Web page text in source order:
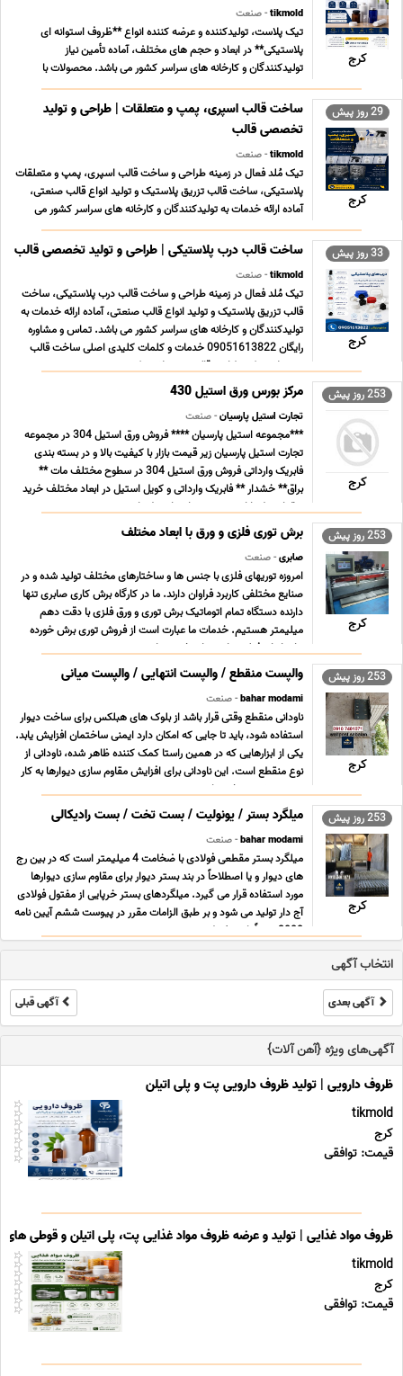
کرج
tikmold- صنعت
تیک پلاست، تولیدکننده و عرضه کننده انواع **ظروف استوانه ای
پلاستیکی** در ابعاد و حجم های مختلف، آماده تأمین نیاز
تولیدکنندگان و کارخانه های سراسر کشور می باشد. محصولات با
استفاده از مواد اولیه باکیفیت تولید شده و برای صنایع آرایشی و
بهداشتی، دارویی، غذایی، شیمیایی و بسته بندی منا ... ...
29 روز پیش
کرج
ساخت قالب اسپری، پمپ و متعلقات | طراحی و تولید
تخصصی قالب
tikmold- صنعت
تیک مُلد فعال در زمینه طراحی و ساخت قالب اسپری، پمپ و متعلقات
پلاستیکی، ساخت قالب تزریق پلاستیک و تولید انواع قالب صنعتی،
آماده ارائه خدمات به تولیدکنندگان و کارخانه های سراسر کشور می
باشد. تماس و مشاوره رایگان 09051613822 خدمات و کلمات کلیدی
اصلی ساخت قالب اسپری طراحی قالب اسپر ... ...
33 روز پیش
کرج
ساخت قالب درب پلاستیکی | طراحی و تولید تخصصی قالب
tikmold- صنعت
تیک مُلد فعال در زمینه طراحی و ساخت قالب درب پلاستیکی، ساخت
قالب تزریق پلاستیک و تولید انواع قالب صنعتی، آماده ارائه خدمات به
تولیدکنندگان و کارخانه های سراسر کشور می باشد. تماس و مشاوره
رایگان 09051613822 خدمات و کلمات کلیدی اصلی ساخت قالب
درب پلاستیکی طراحی قالب درب پلاستیکی س ... ...
253 روز پیش
کرج
مرکز بورس ورق استیل 430
تجارت استیل پارسیان- صنعت
***مجموعه استیل پارسیان **** فروش ورق استیل 304 در مجموعه
تجارت استیل پارسیان زیر قیمت بازار با کیفیت بالا و در بسته بندی
فابریک وارداتی فروش ورق استیل 304 در سطوح مختلف مات **
براق** خشدار ** فابریک وارداتی و کویل استیل در ابعاد مختلف خرید
ورق استیل را از مجموعه تجارت استیل پارس ... ...
253 روز پیش
کرج
برش توری فلزی و ورق با ابعاد مختلف
صابری- صنعت
امروزه توریهای فلزی با جنس ها و ساختارهای مختلف تولید شده و در
صنایع مختلفی کاربرد فراوان دارند. ما در کارگاه برش کاری صابری تنها
دارنده دستگاه تمام اتوماتیک برش توری و ورق فلزی با دقت دهم
میلیمتر هستیم. خدمات ما عبارت است از فروش توری برش خورده
برای انواع فیلتر های هوای خودروهای ... ...
253 روز پیش
کرج
والپست منقطع / والپست انتهایی / والپست میانی
bahar modami- صنعت
ناودانی منقطع وقتی قرار باشد از بلوک های هبلکس برای ساخت دیوار
استفاده شود، باید تا جایی که امکان دارد ایمنی ساختمان افزایش یابد.
یکی از ابزارهایی که در همین راستا کمک کننده ظاهر شده، ناودانی از
نوع منقطع است. این ناودانی برای افزایش مقاوم سازی دیوارها به کار
برده می شود. برخی ها ... ...
253 روز پیش
کرج
میلگرد بستر / یونولیت / بست تخت / بست رادیکالی
bahar modami- صنعت
میلگرد بستر مقطعی فولادی با ضخامت 4 میلیمتر است که در بین رج
های دیوار و یا اصطلاحاً در بند بستر دیوار برای مقاوم سازی دیوارها
مورد استفاده قرار می گیرد. میلگردهای بستر خرپایی از مفتول فولادی
آج دار تولید می شود و بر طبق الزامات مقرر در پیوست ششم آیین نامه
2800 حتماً باید مفتول ه ... ...
انتخاب آگهی
آگهی بعدی آگهی قبلی
آگهی‌های ویژه {آهن آلات}
ظروف دارویی | تولید ظروف دارویی پت و پلی اتیلن
tikmold
کرج
قیمت: توافقی
ظروف مواد غذایی | تولید و عرضه ظروف مواد غذایی پت، پلی اتیلن و قوطی های
tikmold
کرج
قیمت: توافقی